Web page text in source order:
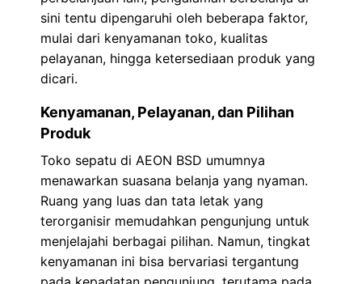
sini tentu dipengaruhi oleh beberapa faktor,
mulai dari kenyamanan toko, kualitas
pelayanan, hingga ketersediaan produk yang
dicari.
Kenyamanan, Pelayanan, dan Pilihan
Produk
Toko sepatu di AEON BSD umumnya
menawarkan suasana belanja yang nyaman.
Ruang yang luas dan tata letak yang
terorganisir memudahkan pengunjung untuk
menjelajahi berbagai pilihan. Namun, tingkat
kenyamanan ini bisa bervariasi tergantung